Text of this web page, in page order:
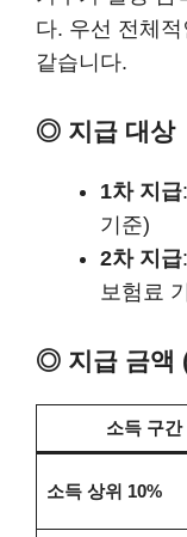
다. 우선 전체
같습니다.
◎ 지급 대상
1차 지급:
기준)
2차 지급
보험료
◎ 지급 금액
소득 구간
소득 상위 10%